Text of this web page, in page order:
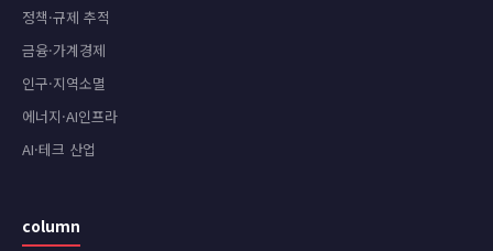
정책·규제 추적
금융·가계경제
인구·지역소멸
에너지·AI인프라
AI·테크 산업
column